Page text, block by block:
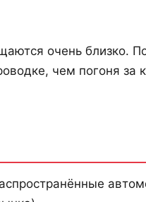
очень близко.
чем погоня за